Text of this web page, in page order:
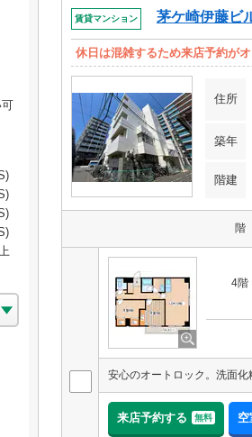
賃貸マンション 茅ケ崎伊藤ビ
休日は混雑するため来店予約がオ
住所
築年
階建
階
4階
来店予約する 無料 空